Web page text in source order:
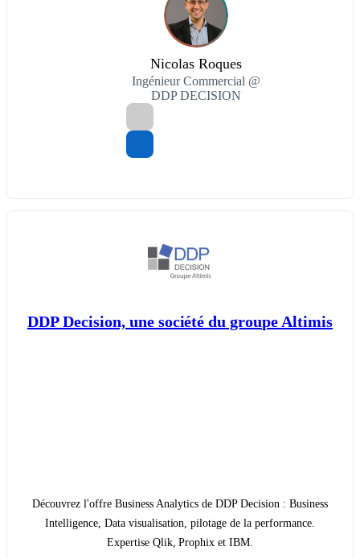
Nicolas Roques
Ingénieur Commercial @
DDP DECISION
DDP Decision, une société du groupe Altimis
Découvrez l'offre Business Analytics de DDP Decision : Business
Intelligence, Data visualisation, pilotage de la performance.
Expertise Qlik, Prophix et IBM.